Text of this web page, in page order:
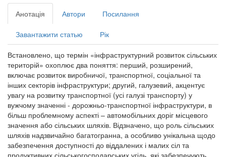
Анотація Автори Посилання
Завантажити статью Рік
Встановлено, що термін «інфраструктурний розвиток сільських
територій» охоплює два поняття: перший, розширений,
включає розвиток виробничої, транспортної, соціальної та
інших секторів інфраструктури; другий, галузевий, акцентує
увагу на розвитку транспортної (усі галузі транспорту) у
вужчому значенні - дорожньо-транспортної інфраструктури, в
більш проблемному аспекті – автомобільних доріг місцевого
значення або сільських шляхів. Відзначено, що роль сільських
шляхів надзвичайно багатогранна, а особливо унікальна щодо
забезпечення доступності до віддалених і малих сіл та
продуктивних сільськогосподарських угідь, які забезпечують